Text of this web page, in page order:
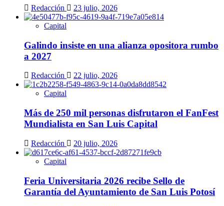
Redacción 23 julio, 2026
Capital
Galindo insiste en una alianza opositora rumbo
a 2027
Redacción 22 julio, 2026
Capital
Más de 250 mil personas disfrutaron el FanFest
Mundialista en San Luis Capital
Redacción 20 julio, 2026
Capital
Feria Universitaria 2026 recibe Sello de
Garantía del Ayuntamiento de San Luis Potosí